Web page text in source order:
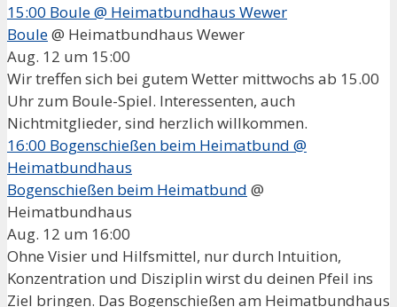
15:00 Boule@ Heimatbundhaus Wewer
Boule@ Heimatbundhaus Wewer
Aug. 12 um 15:00
Wir treffen sich bei gutem Wetter mittwochs ab 15.00
Uhr zum Boule-Spiel. Interessenten, auch
Nichtmitglieder, sind herzlich willkommen.
16:00 Bogenschießen beim Heimatbund @
Heimatbundhaus
Bogenschießen beim Heimatbund @
Heimatbundhaus
Aug. 12 um 16:00
Ohne Visier und Hilfsmittel, nur durch Intuition,
Konzentration und Disziplin wirst du deinen Pfeil ins
Ziel bringen. Das Bogenschießen am Heimatbundhaus